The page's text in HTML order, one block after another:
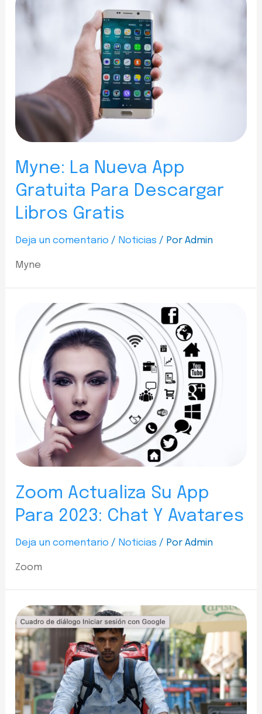
Myne: La Nueva App
Gratuita Para Descargar
Libros Gratis
Deja un comentario / Noticias / PorAdmin
Myne
Zoom Actualiza Su App
Para 2023: Chat Y Avatares
Deja un comentario / Noticias / PorAdmin
Zoom